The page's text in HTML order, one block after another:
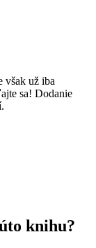
však už iba
sa! Dodanie
knihu?